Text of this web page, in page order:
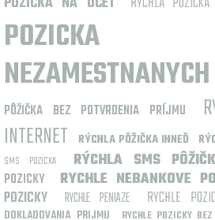
NEZAMESTNANYCH
PÔŽIČKA BEZ POTVRDENIA PRÍJMU
INTERNET
RÝCHLA PÔŽIČKA IHNEĎ
SMS POZICKA
RÝCHLA SMS
POZICKY
RYCHLE NEBANKOVE
POZICKY
RYCHLE PENIAZE RYCHLE
DOKLADOVANIA PRIJMU
RYCHLE POZICKY